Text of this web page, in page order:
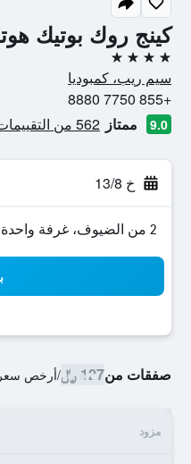
كينج روك بوتيك
4 نجوم
سيم ريب، كمبوديا
+855 7750 8880
9.0 ممتاز 562 من التقييمات تم التحقق منها
خ 13/8
2 من الضيوف، غرفة واحدة
صفقات من127 ﷼ /أرخص سعر
مزود